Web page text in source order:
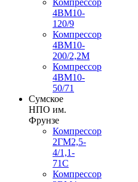
4ВМ10-
120/9
Компрессор
4ВМ10-
200/2,2М
Компрессор
4ВМ10-
50/71
Сумское
НПО им.
Фрунзе
Компрессор
2ГМ2,5-
4/1,1-
71С
Компрессор